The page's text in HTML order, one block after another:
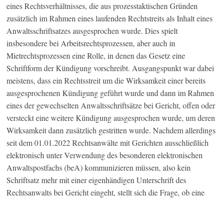
eines Rechtsverhältnisses, die aus prozesstaktischen Gründen
zusätzlich im Rahmen eines laufenden Rechtstreits als Inhalt eines
Anwaltsschriftsatzes ausgesprochen wurde. Dies spielt
insbesondere bei Arbeitsrechtsprozessen, aber auch in
Mietrechtsprozessen eine Rolle, in denen das Gesetz eine
Schriftform der Kündigung vorschreibt. Ausgangspunkt war dabei
meistens, dass ein Rechtsstreit um die Wirksamkeit einer bereits
ausgesprochenen Kündigung geführt wurde und dann im Rahmen
eines der gewechselten Anwaltsschriftsätze bei Gericht, offen oder
versteckt eine weitere Kündigung ausgesprochen wurde, um deren
Wirksamkeit dann zusätzlich gestritten wurde. Nachdem allerdings
seit dem 01.01.2022 Rechtsanwälte mit Gerichten ausschließlich
elektronisch unter Verwendung des besonderen elektronischen
Anwaltspostfachs (beA) kommunizieren müssen, also kein
Schriftsatz mehr mit einer eigenhändigen Unterschrift des
Rechtsanwalts bei Gericht eingeht, stellt sich die Frage, ob eine